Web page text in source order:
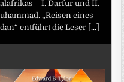
– I. Darfur und II.
„Reisen eines
entführt die Leser [...]